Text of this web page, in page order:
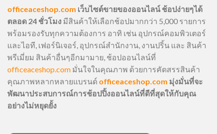
officeaceshop.com เว็บไซต์ขายของออนไลน์ ช้อปง่ายๆได้
ตลอด 24 ชั่วโมง มีสินค้าให้เลือกช้อปมากกว่า 5,000 รายการ
พร้อมรองรับทุกความต้องการ อาทิ เช่น อุปกรณ์คอมพิวเตอร์
และไอที, เฟอร์นิเจอร์, อุปกรณ์สำนักงาน, งานปริ้น และ สินค้า
พรีเมี่ยม สินค้าอื่นๆอีกมามาย, ช้อปออนไลน์ที่
officeaceshop.com มั่นใจในคุณภาพ ด้วยการคัดสรรสินค้า
คุณภาพหลากหลายแบรนด์ officeaceshop.com มุ่งมั่นที่จะ
พัฒนาประสบการณ์การช้อปปิ้งออนไลน์ที่ดีที่สุดให้กับคุณ
อย่างไม่หยุดยั้ง